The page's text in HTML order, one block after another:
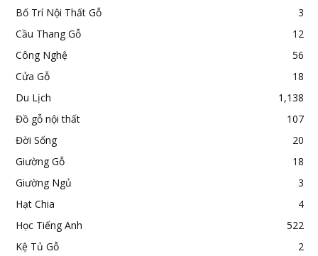
Bố Trí Nội Thất Gỗ
3
Cầu Thang Gỗ
12
Công Nghệ
56
Cửa Gỗ
18
Du Lịch
1,138
Đồ gỗ nội thất
107
Đời Sống
20
Giường Gỗ
18
Giường Ngủ
3
Hạt Chia
4
Học Tiếng Anh
522
Kệ Tủ Gỗ
2